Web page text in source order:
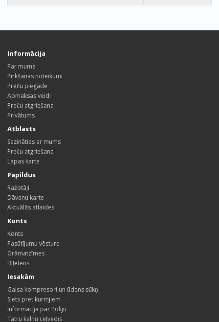
Informācija
Par mums
Pirkšanas noteikumi
Preču piegāde
Apmaksas veidi
Preču atgriešana
Privātums
Atblasts
Sazināties ar mums
Preču atgriešana
Lapas karte
Papildus
Ražotāji
Dāvanu karte
Aktuālās atlaides
Konts
Konts
Pasūtījumu vēsture
Grāmatzīmes
Biļetens
Iesakām
Gaisa kompresori un ūdens sūkņi
Siets pret kurmjiem
Informācija par Poliju
Tatru kalnu ceļvedis